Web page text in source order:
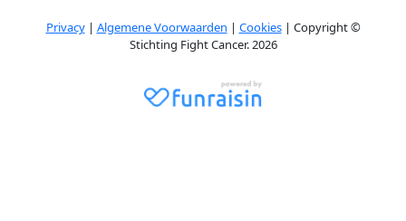
Privacy| Algemene Voorwaarden | Cookies| Copyright ©
Stichting Fight Cancer. 2026